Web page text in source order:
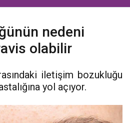
nedeni
olabilir
iletişim bozukluğu
yol açıyor.